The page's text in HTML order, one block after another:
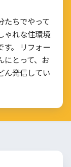
たちでやって
ゃれな住環境
。 リフォー
にとって、お
ん発信してい